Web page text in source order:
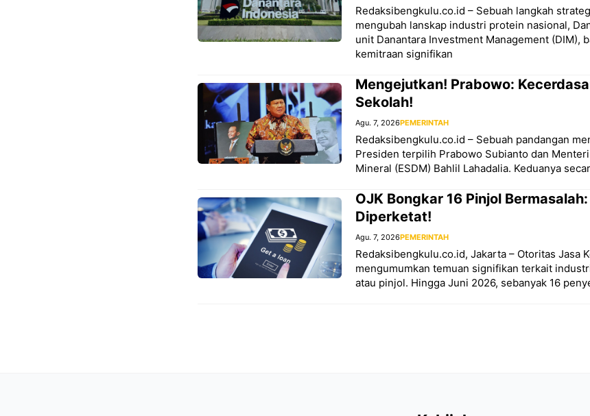
Redaksibengkulu.co.id – Sebuah langkah
mengubah lanskap industri protein nasional,
unit Danantara Investment Management (DIM),
kemitraan signifikan
Mengejutkan! Prabowo:
Sekolah!
Agu. 7, 2026PEMERINTAH
Redaksibengkulu.co.id – Sebuah pandangan
Presiden terpilih Prabowo Subianto dan
Mineral (ESDM) Bahlil Lahadalia. Keduanya
OJK Bongkar 16 Pinjol
Diperketat!
Agu. 7, 2026PEMERINTAH
Redaksibengkulu.co.id, Jakarta – Otoritas Jasa
mengumumkan temuan signifikan terkait
atau pinjol. Hingga Juni 2026, sebanyak 16